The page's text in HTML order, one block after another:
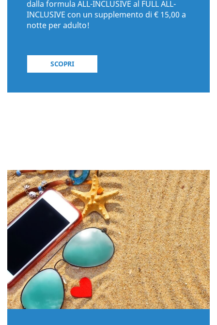
dalla formula ALL-INCLUSIVE al FULL ALL-
INCLUSIVE con un supplemento di € 15,00 a
notte per adulto!
SCOPRI